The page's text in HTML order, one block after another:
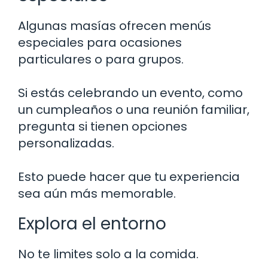
Algunas masías ofrecen menús
especiales para ocasiones
particulares o para grupos.
Si estás celebrando un evento, como
un cumpleaños o una reunión familiar,
pregunta si tienen opciones
personalizadas.
Esto puede hacer que tu experiencia
sea aún más memorable.
Explora el entorno
No te limites solo a la comida.